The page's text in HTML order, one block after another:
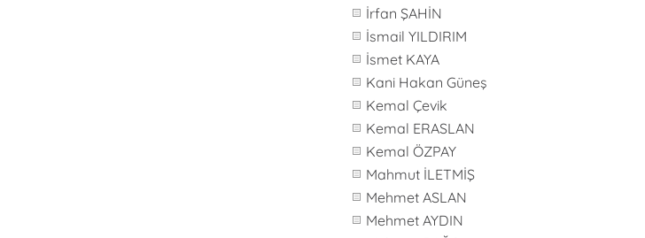
İrfan ŞAHİN
İsmail YILDIRIM
İsmet KAYA
Kani Hakan Güneş
Kemal Çevik
Kemal ERASLAN
Kemal ÖZPAY
Mahmut İLETMİŞ
Mehmet ASLAN
Mehmet AYDIN